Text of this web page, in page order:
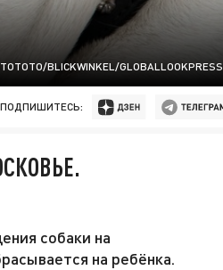
BLICKWINKEL/GLOBALLOOKPRESS
ПОДПИШИТЕСЬ:
собаки на
на ребёнка.